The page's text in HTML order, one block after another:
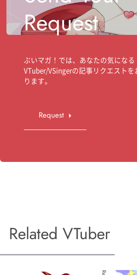
Request
ぶいマガ！では、あなたの気になる
VTuber/VSingerの記事リクエスト
ります。
Request
Related VTuber